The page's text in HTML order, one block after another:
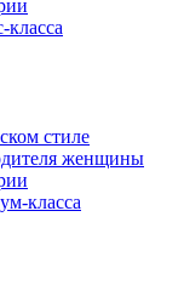
стиле
женщины
класса